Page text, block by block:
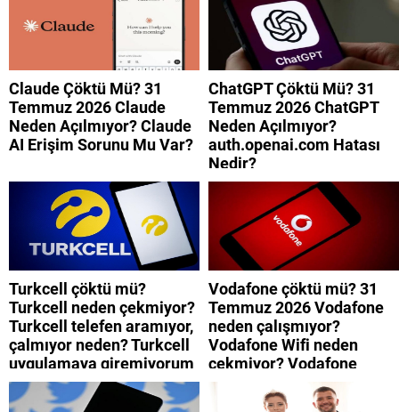
Claude Çöktü Mü? 31
Temmuz 2026 Claude
Neden Açılmıyor? Claude
AI Erişim Sorunu Mu Var?
ChatGPT Çöktü Mü? 31
Temmuz 2026 ChatGPT
Neden Açılmıyor?
auth.openai.com Hatası
Nedir?
Turkcell çöktü mü?
Turkcell neden çekmiyor?
Turkcell telefen aramıyor,
çalmıyor neden? Turkcell
uygulamaya giremiyorum
neden? Turkcell internet
neden yavaş?
Vodafone çöktü mü? 31
Temmuz 2026 Vodafone
neden çalışmıyor?
Vodafone Wifi neden
çekmiyor? Vodafone
mobil uygulamaya neden
giremiyorum?